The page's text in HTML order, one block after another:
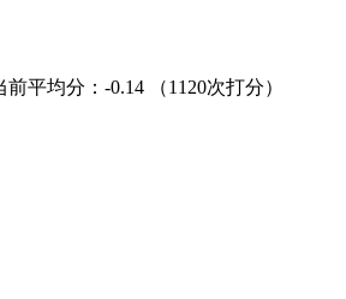
前平均分： -0.14 （1120次打分）